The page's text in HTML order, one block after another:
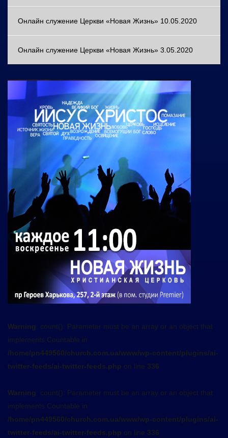
Онлайн служение Церкви «Новая Жизнь» 10.05.2020
Онлайн служение Церкви «Новая Жизнь» 3.05.2020
Warning: count(): Parameter must be an array or an object that
implements Countable in
/home/pn449560/church.com.ua/www/wp-content/plugins/ai-
twitter-feeds/ai-twitter-feeds.php on line 336
Warning: count(): Parameter must be an array or an object that
implements Countable in
/home/pn449560/church.com.ua/www/wp-content/plugins/ai-
twitter-feeds/ai-twitter-feeds.php on line 336